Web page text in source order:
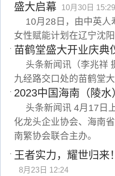
盛大启幕
10月30日 15:29
10月28日，由中英人
女性赋能计划在辽宁沈阳
苗鹤堂盛大开业庆典
头条新闻讯（李兆祥
九经路交口处的苗鹤堂
2023中国海南（陵
头条新闻讯 4月17日
化龙头企业协会、海南
南繁协会联合主办。
王者实力，耀世归来
8月23日 12:24